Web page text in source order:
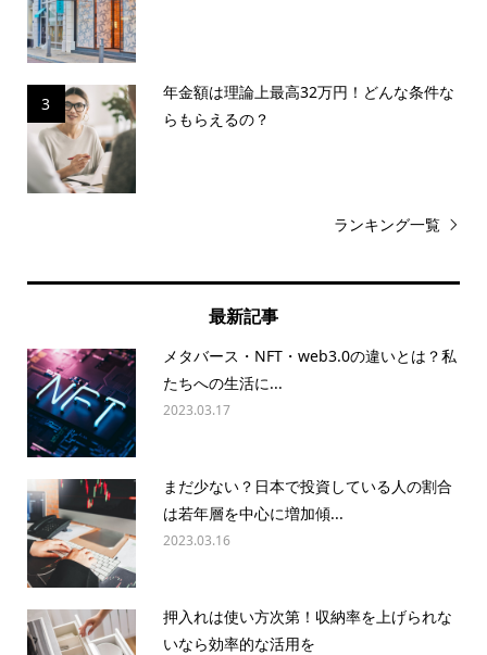
3
年金額は理論上最高32万円！どんな条件な
らもらえるの？
ランキング一覧
最新記事
メタバース・NFT・web3.0の違いとは？私
たちへの生活に...
2023.03.17
まだ少ない？日本で投資している人の割合
は若年層を中心に増加傾...
2023.03.16
押入れは使い方次第！収納率を上げられな
いなら効率的な活用を